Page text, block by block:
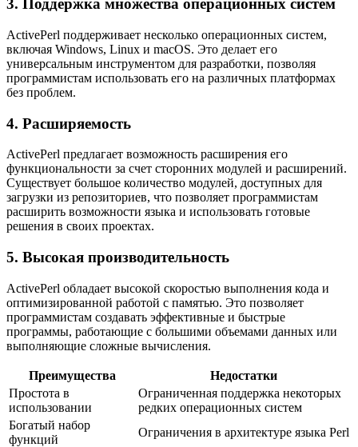
3. Поддержка множества операционных систем
ActivePerl поддерживает несколько операционных систем,
включая Windows, Linux и macOS. Это делает его
универсальным инструментом для разработки, позволяя
программистам использовать его на различных платформах
без проблем.
4. Расширяемость
ActivePerl предлагает возможность расширения его
функциональности за счет сторонних модулей и расширений.
Существует большое количество модулей, доступных для
загрузки из репозиториев, что позволяет программистам
расширить возможности языка и использовать готовые
решения в своих проектах.
5. Высокая производительность
ActivePerl обладает высокой скоростью выполнения кода и
оптимизированной работой с памятью. Это позволяет
программистам создавать эффективные и быстрые
программы, работающие с большими объемами данных или
выполняющие сложные вычисления.
Преимущества
Недостатки
Простота в
использовании
Ограниченная поддержка некоторых
редких операционных систем
Богатый набор
функций
Ограничения в архитектуре языка Perl